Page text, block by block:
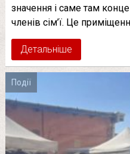
значення і саме там
членів сім’ї. Це
Детальніше
Події